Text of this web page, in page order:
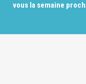
vous la semaine